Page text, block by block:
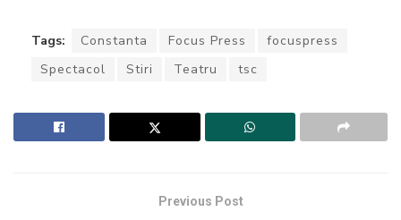
Tags: Constanta Focus Press
focuspress
Spectacol
Stiri Teatru tsc
Previous Post